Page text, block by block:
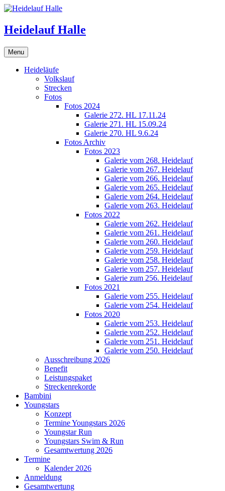
Skip
content
Heidelauf Halle
Menu
Heideläufe
Volkslauf
Strecken
Fotos
Fotos 2024
Galerie 272. HL 17.11.24
Galerie 271. HL 15.09.24
Galerie 270. HL 9.6.24
Fotos Archiv
Fotos 2023
Galerie vom 268. Heidelauf
Galerie vom 267. Heidelauf
Galerie vom 266. Heidelauf
Galerie vom 265. Heidelauf
Galerie vom 264. Heidelauf
Galerie vom 263. Heidelauf
Fotos 2022
Galerie vom 262. Heidelauf
Galerie vom 261. Heidelauf
Galerie vom 260. Heidelauf
Galerie vom 259. Heidelauf
Galerie vom 258. Heidelauf
Galerie vom 257. Heidelauf
Galerie zum 256. Heidelauf
Fotos 2021
Galerie vom 255. Heidelauf
Galerie vom 254. Heidelauf
Fotos 2020
Galerie vom 253. Heidelauf
Galerie vom 252. Heidelauf
Galerie vom 251. Heidelauf
Galerie vom 250. Heidelauf
Ausschreibung 2026
Benefit
Leistungspaket
Streckenrekorde
Bambini
Youngstars
Konzept
Termine Youngstars 2026
Youngstar Run
Youngstars Swim & Run
Gesamtwertung 2026
Termine
Kalender 2026
Anmeldung
Gesamtwertung